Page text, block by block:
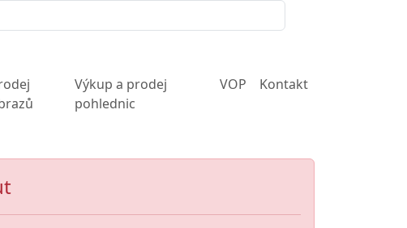
Výkup a prodej
pohlednic
VOP Kontakt